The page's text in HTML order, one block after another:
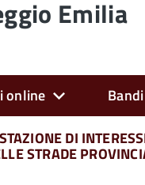
Emilia
online
DI
STRADE